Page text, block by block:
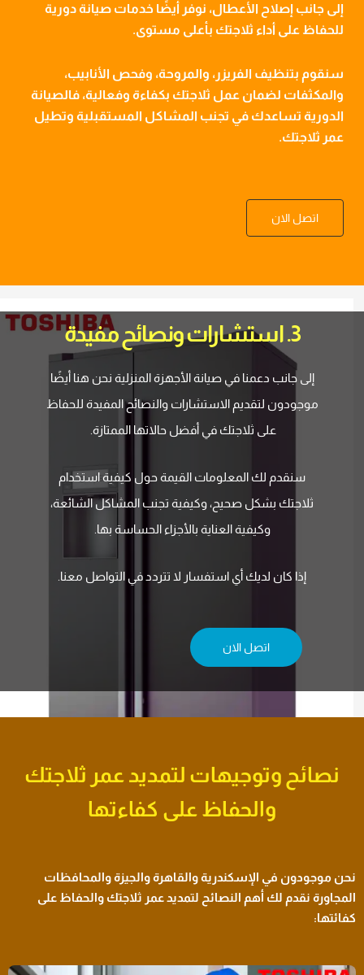
إلى جانب إصلاح الأعطال، نوفر أيضًا خدمات صيانة دورية
للحفاظ على أداء ثلاجتك بأعلى مستوى.
سنقوم بتنظيف الفريزر، والمروحة، وفحص الأنابيب،
والمكثفات لضمان عمل ثلاجتك بكفاءة وفعالية، فالصيانة
الدورية تساعدك في تجنب المشاكل المستقبلية وتطيل
عمر ثلاجتك.
اتصل الان
3. استشارات ونصائح مفيدة
إلى جانب دعمنا في صيانة الأجهزة المنزلية نحن هنا أيضًا
موجودون لتقديم الاستشارات والنصائح المفيدة للحفاظ
على ثلاجتك في أفضل حالاتها الممتازة.
سنقدم لك المعلومات القيمة حول كيفية استخدام
ثلاجتك بشكل صحيح، وكيفية تجنب المشاكل الشائعة،
وكيفية العناية بالأجزاء الحساسة بها.
إذا كان لديك أي استفسار لا تتردد في التواصل معنا.
اتصل الان
نصائح وتوجيهات لتمديد عمر ثلاجتك
والحفاظ على كفاءتها
نحن موجودون في الإسكندرية والقاهرة والجيزة والمحافظات
المجاورة نقدم لك أهم النصائح لتمديد عمر ثلاجتك والحفاظ على
كفائتها: